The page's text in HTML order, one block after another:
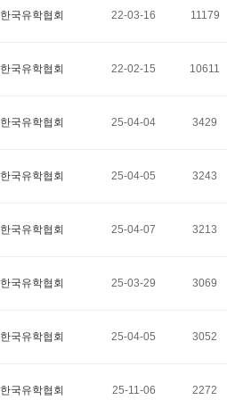
한국유학협회 22-03-16 11179
한국유학협회 22-02-15 10611
한국유학협회 25-04-04 3429
한국유학협회 25-04-05 3243
한국유학협회 25-04-07 3213
한국유학협회 25-03-29 3069
한국유학협회 25-04-05 3052
한국유학협회 25-11-06 2272